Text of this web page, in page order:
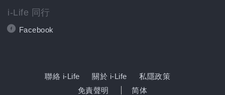
i-Life 同行
Facebook
聯絡 i-Life 關於 i-Life
私隱政策
免責聲明
简体